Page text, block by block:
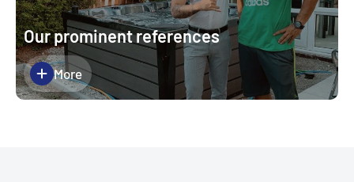
Our prominent references
More